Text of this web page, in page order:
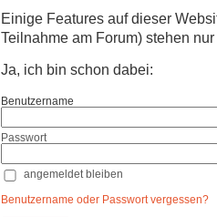
Einige Features auf dieser
Teilnahme am Forum) stehen
Ja, ich bin schon dabei:
Benutzername
Passwort
angemeldet bleiben
Benutzername oder Passwort vergessen?